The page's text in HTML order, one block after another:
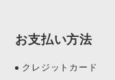
お支払い方法
クレジットカード